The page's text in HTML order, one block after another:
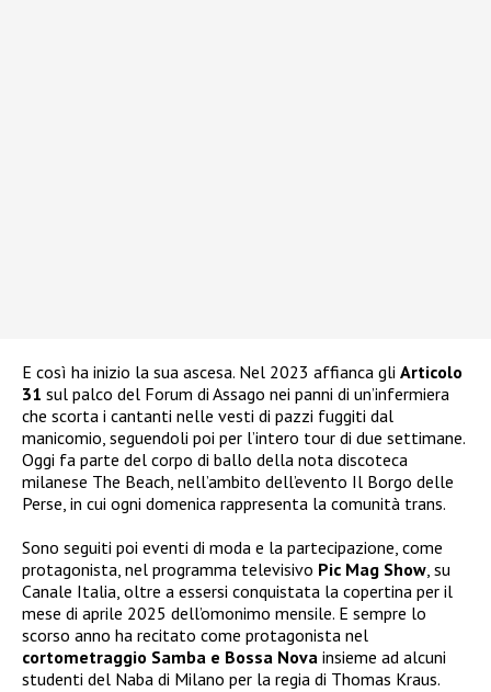
E così ha inizio la sua ascesa. Nel 2023 affianca gli Articolo
31 sul palco del Forum di Assago nei panni di un’infermiera
che scorta i cantanti nelle vesti di pazzi fuggiti dal
manicomio, seguendoli poi per l’intero tour di due settimane.
Oggi fa parte del corpo di ballo della nota discoteca
milanese The Beach, nell’ambito dell’evento Il Borgo delle
Perse, in cui ogni domenica rappresenta la comunità trans.
Sono seguiti poi eventi di moda e la partecipazione, come
protagonista, nel programma televisivo Pic Mag Show, su
Canale Italia, oltre a essersi conquistata la copertina per il
mese di aprile 2025 dell’omonimo mensile. E sempre lo
scorso anno ha recitato come protagonista nel
cortometraggio Samba e Bossa Nova insieme ad alcuni
studenti del Naba di Milano per la regia di Thomas Kraus.